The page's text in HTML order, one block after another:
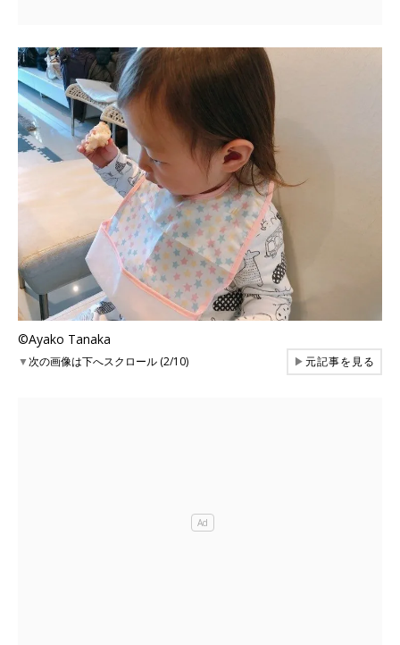
©Ayako Tanaka
▼次の画像は下へスクロール (2/10) ▶元記事を見る